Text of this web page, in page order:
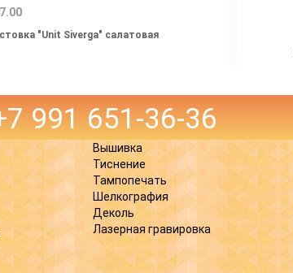
"Unit Siverga" салатовая
991 651-36-36
Вышивка
Тиснение
Тампопечать
Шелкография
Деколь
Лазерная гравировка